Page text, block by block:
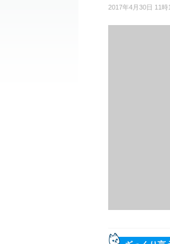
2017年4月30日 11時